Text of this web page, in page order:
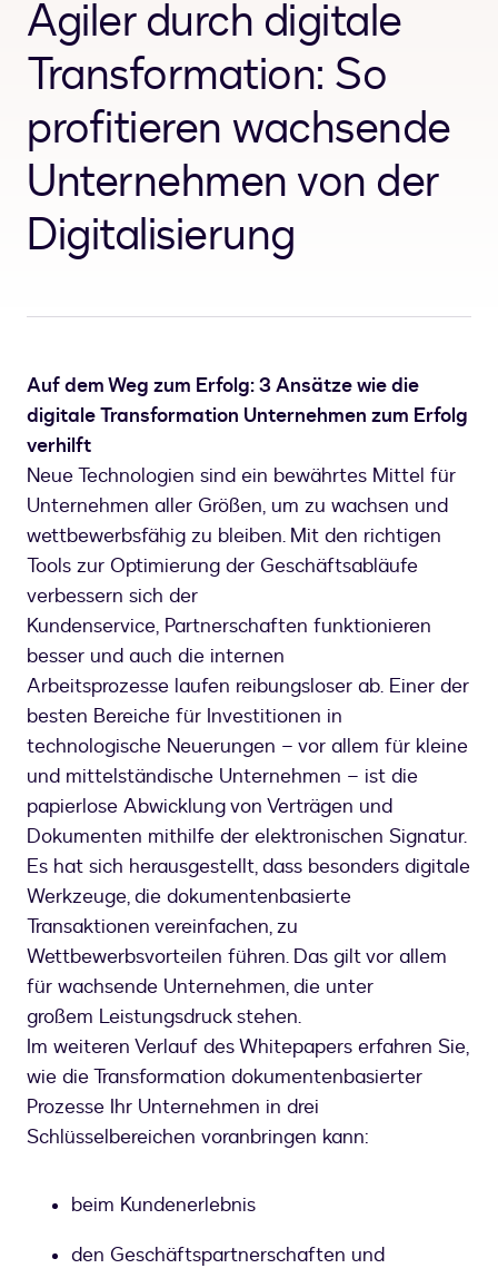
Agiler durch digitale
Transformation: So
profitieren wachsende
Unternehmen von der
Digitalisierung
Auf dem Weg zum Erfolg: 3 Ansätze wie die
digitale Transformation Unternehmen zum Erfolg
verhilft
Neue Technologien sind ein bewährtes Mittel für
Unternehmen aller Größen, um zu wachsen und
wettbewerbsfähig zu bleiben. Mit den richtigen
Tools zur Optimierung der Geschäftsabläufe
verbessern sich der
Kundenservice, Partnerschaften funktionieren
besser und auch die internen
Arbeitsprozesse laufen reibungsloser ab. Einer der
besten Bereiche für Investitionen in
technologische Neuerungen – vor allem für kleine
und mittelständische Unternehmen – ist die
papierlose Abwicklung von Verträgen und
Dokumenten mithilfe der elektronischen Signatur.
Es hat sich herausgestellt, dass besonders digitale
Werkzeuge, die dokumentenbasierte
Transaktionen vereinfachen, zu
Wettbewerbsvorteilen führen. Das gilt vor allem
für wachsende Unternehmen, die unter
großem Leistungsdruck stehen.
Im weiteren Verlauf des Whitepapers erfahren Sie,
wie die Transformation dokumentenbasierter
Prozesse Ihr Unternehmen in drei
Schlüsselbereichen voranbringen kann:
beim Kundenerlebnis
den Geschäftspartnerschaften und